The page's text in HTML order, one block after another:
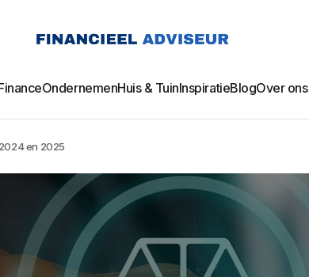
OndernemenHuis & TuinInspiratieBlogOver ons
en 2025​